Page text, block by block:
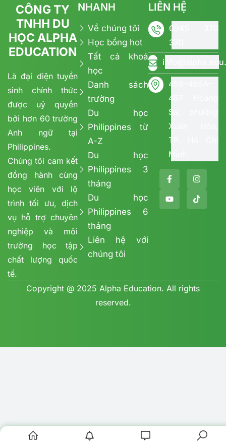
CÔNG TY
TNHH DU
HỌC ALPHA
EDUCATION
Là đại diện tuyển
sinh chính thức
được uỷ quyền
bởi hơn 60 trường
Anh ngữ tại
Philippines.
Chúng tôi cam kết
đồng hành cùng
học viên với lộ
trình tối ưu, dịch
vụ hỗ trợ chuyên
nghiệp và môi
trường học tập
chất lượng quốc
tế.
NHANH
Về chúng tôi
Học bổng hot
Tất cả khoá
học
Danh sách
trường
Du học
Philippines từ
A-Z
Du học
Philippines 3
tháng
Du học
Philippines 6
tháng
Liên hệ với
chúng tôi
LIÊN HỆ
0945 370
370
455–455A–
457 Hoàng
Sa, phường
Xuân Hòa,
TP. Hồ Chí
Minh.
Copyright @ 2025 Alpha Education. All rights
reserved.